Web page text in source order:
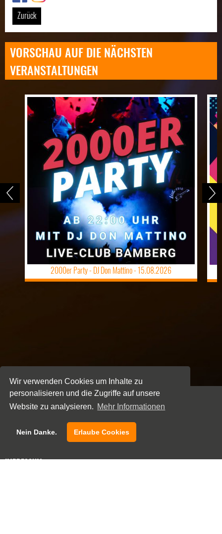
Wir verwenden Cookies um Inhalte zu
personalisieren und die Zugriffe auf unsere
Website zu analysieren. Mehr Informationen
Nein Danke. Erlaube Cookies
Zurück
VORSCHAU AUF DIE NÄCHSTEN
VERANSTALTUNGEN
2000er Party - DJ Don Mattino -15.08.2026
IMPRESSUM